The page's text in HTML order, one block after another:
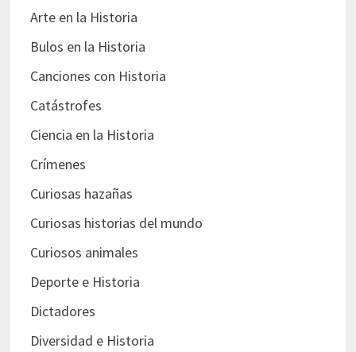
Arte en la Historia
Bulos en la Historia
Canciones con Historia
Catástrofes
Ciencia en la Historia
Crímenes
Curiosas hazañas
Curiosas historias del mundo
Curiosos animales
Deporte e Historia
Dictadores
Diversidad e Historia